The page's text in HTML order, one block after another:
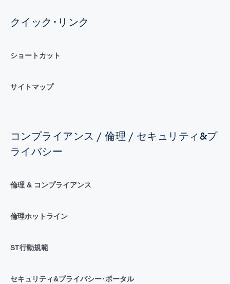
クイック･リンク
ショートカット
サイトマップ
コンプライアンス / 倫理 / セキュリティ&プ
ライバシー
倫理 & コンプライアンス
倫理ホットライン
ST行動規範
セキュリティ&プライバシー･ポータル